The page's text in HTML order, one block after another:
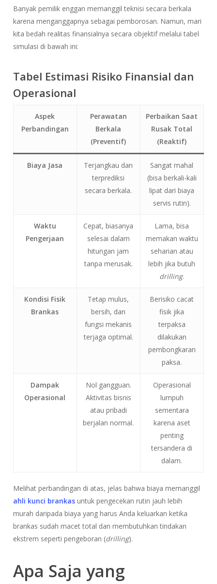
Banyak pemilik enggan memanggil teknisi secara berkala
karena menganggapnya sebagai pemborosan. Namun, mari
kita bedah realitas finansialnya secara objektif melalui tabel
simulasi di bawah ini:
Tabel Estimasi Risiko Finansial dan
Operasional
Aspek
Perbandingan
Perawatan
Berkala
(Preventif)
Perbaikan Saat
Rusak Total
(Reaktif)
Biaya Jasa
Terjangkau dan
terprediksi
secara berkala.
Sangat mahal
(bisa berkali-kali
lipat dari biaya
servis rutin).
Waktu
Pengerjaan
Cepat, biasanya
selesai dalam
hitungan jam
tanpa merusak.
Lama, bisa
memakan waktu
seharian atau
lebih jika butuh
drilling.
Kondisi Fisik
Brankas
Tetap mulus,
bersih, dan
fungsi mekanis
terjaga optimal.
Berisiko cacat
fisik jika
terpaksa
dilakukan
pembongkaran
paksa.
Dampak
Operasional
Nol gangguan.
Aktivitas bisnis
atau pribadi
berjalan normal.
Operasional
lumpuh
sementara
karena aset
penting
tersandera di
dalam.
Melihat perbandingan di atas, jelas bahwa biaya memanggil
ahli kunci brankasuntuk pengecekan rutin jauh lebih
murah daripada biaya yang harus Anda keluarkan ketika
brankas sudah macet total dan membutuhkan tindakan
ekstrem seperti pengeboran (drilling).
Apa Saja yang